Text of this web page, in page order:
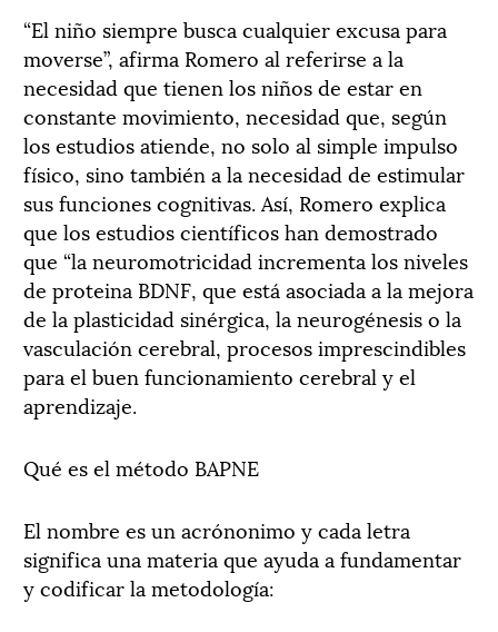
“El niño siempre busca cualquier excusa para
moverse”, afirma Romero al referirse a la
necesidad que tienen los niños de estar en
constante movimiento, necesidad que, según
los estudios atiende, no solo al simple impulso
físico, sino también a la necesidad de estimular
sus funciones cognitivas. Así, Romero explica
que los estudios científicos han demostrado
que “la neuromotricidad incrementa los niveles
de proteina BDNF, que está asociada a la mejora
de la plasticidad sinérgica, la neurogénesis o la
vasculación cerebral, procesos imprescindibles
para el buen funcionamiento cerebral y el
aprendizaje.
Qué es el método BAPNE
El nombre es un acrónonimo y cada letra
significa una materia que ayuda a fundamentar
y codificar la metodología: